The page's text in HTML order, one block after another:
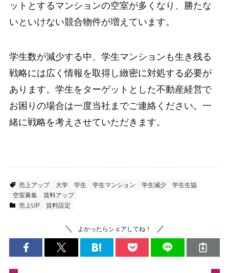
ットとするマンションの空室が多くなり、勝たな
いといけない競合物件が増えています。
学生数が減少する中、学生マンションも生き残る
戦略には広く情報を取得し緻密に対処する必要が
あります。学生をターゲットとした不動産経営で
お困りの場合は一度当社までご連絡ください。一
緒に戦略を考えさせていただきます。
売上アップ 大学 学生 学生マンション 学生減少
学生生協
空室募集
賃料アップ
売上UP
賃料設定
よかったらシェアしてね！